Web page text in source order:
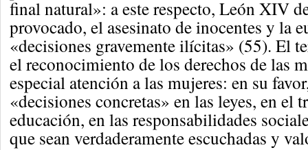
final natural»: a este respecto, León XIV
provocado, el asesinato de inocentes y la
«decisiones gravemente ilícitas» (55). El
el reconocimiento de los derechos de las
especial atención a las mujeres: en su
«decisiones concretas» en las leyes, en el
educación, en las responsabilidades
que sean verdaderamente escuchadas y